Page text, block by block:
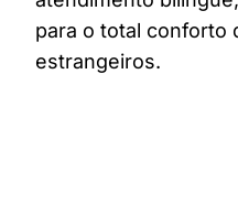
para o total conforto
estrangeiros.